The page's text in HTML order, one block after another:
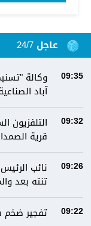
عاجل 24/7
09:35
وكالة
آباد
09:32
التلفزيون
قرية
09:26
نائب
تنته بعد
09:22 تفجير ضخم